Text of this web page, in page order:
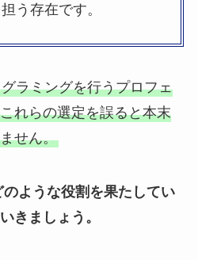
う存在です。
ラミングを行うプロフェ
れらの選定を誤ると本末
せん。
ような役割を果たしてい
きましょう。